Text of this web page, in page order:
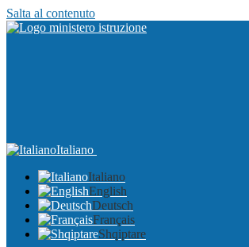
Salta al contenuto
Italiano
Italiano
English
Deutsch
Français
Shqiptare